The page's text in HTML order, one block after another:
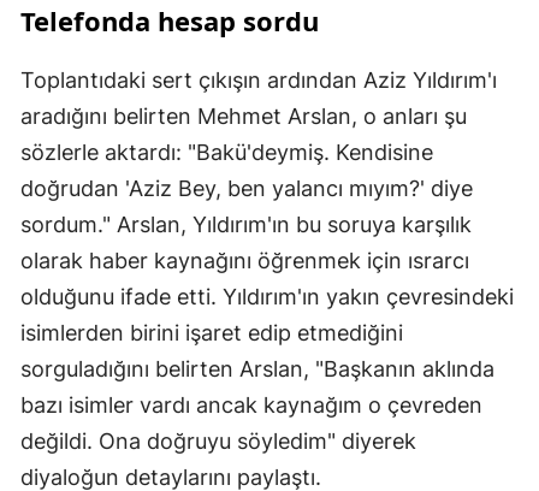
Telefonda hesap sordu
Toplantıdaki sert çıkışın ardından Aziz Yıldırım'ı
aradığını belirten Mehmet Arslan, o anları şu
sözlerle aktardı: "Bakü'deymiş. Kendisine
doğrudan 'Aziz Bey, ben yalancı mıyım?' diye
sordum." Arslan, Yıldırım'ın bu soruya karşılık
olarak haber kaynağını öğrenmek için ısrarcı
olduğunu ifade etti. Yıldırım'ın yakın çevresindeki
isimlerden birini işaret edip etmediğini
sorguladığını belirten Arslan, "Başkanın aklında
bazı isimler vardı ancak kaynağım o çevreden
değildi. Ona doğruyu söyledim" diyerek
diyaloğun detaylarını paylaştı.